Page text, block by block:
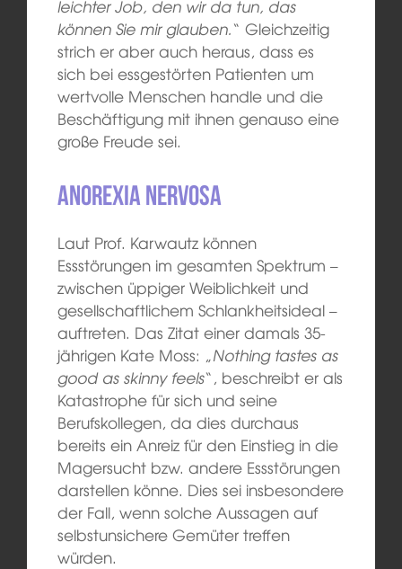
leichter Job, den wir da tun, das
können Sie mir glauben.“ Gleichzeitig
strich er aber auch heraus, dass es
sich bei essgestörten Patienten um
wertvolle Menschen handle und die
Beschäftigung mit ihnen genauso eine
große Freude sei.
Anorexia nervosa
Laut Prof. Karwautz können
Essstörungen im gesamten Spektrum –
zwischen üppiger Weiblichkeit und
gesellschaftlichem Schlankheitsideal –
auftreten. Das Zitat einer damals 35-
jährigen Kate Moss: „Nothing tastes as
good as skinny feels“, beschreibt er als
Katastrophe für sich und seine
Berufskollegen, da dies durchaus
bereits ein Anreiz für den Einstieg in die
Magersucht bzw. andere Essstörungen
darstellen könne. Dies sei insbesondere
der Fall, wenn solche Aussagen auf
selbstunsichere Gemüter treffen
würden.